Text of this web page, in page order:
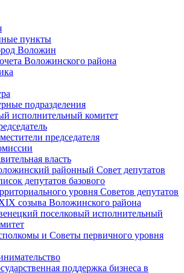
пункты
Воложин
Воложинского района
подразделения
исполнительный комитет
председателя
власть
районный Совет депутатов
депутатов базового
уровня Советов депутатов
созыва Воложинского района
поселковый исполнительный
и Советы первичного уровня
поддержка бизнеса в